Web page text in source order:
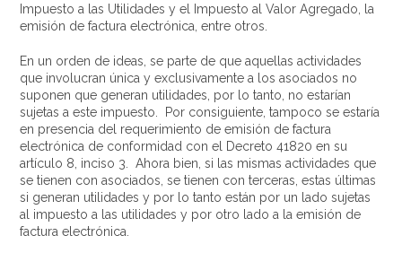
Impuesto a las Utilidades y el Impuesto al Valor Agregado, la
emisión de factura electrónica, entre otros.
En un orden de ideas, se parte de que aquellas actividades
que involucran única y exclusivamente a los asociados no
suponen que generan utilidades, por lo tanto, no estarían
sujetas a este impuesto. Por consiguiente, tampoco se estaría
en presencia del requerimiento de emisión de factura
electrónica de conformidad con el Decreto 41820 en su
artículo 8, inciso 3. Ahora bien, si las mismas actividades que
se tienen con asociados, se tienen con terceras, estas últimas
si generan utilidades y por lo tanto están por un lado sujetas
al impuesto a las utilidades y por otro lado a la emisión de
factura electrónica.